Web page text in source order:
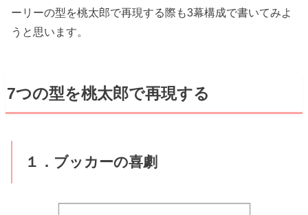
ーリーの型を桃太郎で再現する際も3幕構成で書いてみよ
うと思います。
7つの型を桃太郎で再現する
１．ブッカーの喜劇